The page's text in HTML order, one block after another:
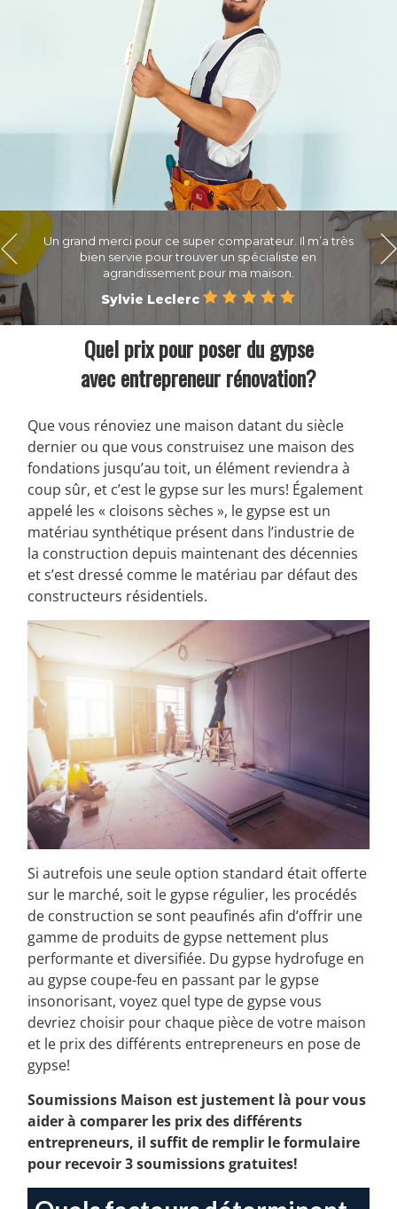
On a rapidement reçu nos soumissions et on a pu
choisir l’entreprise qui nous inspirait le plus confiance.
Nos rénos sont terminées et on est super contents des
résultats.
Quel prix pour poser du gypse
avec entrepreneur rénovation?
Que vous rénoviez une maison datant du siècle
dernier ou que vous construisez une maison des
fondations jusqu’au toit, un élément reviendra à
coup sûr, et c’est le gypse sur les murs! Également
appelé les « cloisons sèches », le gypse est un
matériau synthétique présent dans l’industrie de
la construction depuis maintenant des décennies
et s’est dressé comme le matériau par défaut des
Si autrefois une seule option standard était offerte
sur le marché, soit le gypse régulier, les procédés
de construction se sont peaufinés afin d’offrir une
gamme de produits de gypse nettement plus
performante et diversifiée. Du gypse hydrofuge en
au gypse coupe-feu en passant par le gypse
insonorisant, voyez quel type de gypse vous
devriez choisir pour chaque pièce de votre maison
et le prix des différents entrepreneurs en pose de
gypse!
Soumissions Maison est justement là pour vous
aider à comparer les prix des différents
entrepreneurs, il suffit de remplir le formulaire
pour recevoir 3 soumissions gratuites!